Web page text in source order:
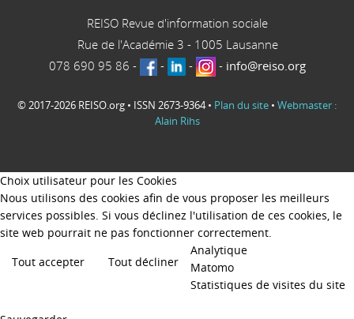
REISO Revue d'information sociale
Rue de l'Académie 3 - 1005 Lausanne
078 690 95 86 - - - - info@reiso.org
© 2017-2026 REISO.org • ISSN 2673-9364 • Plan du site • Webmaster :
Alain Rihs
Choix utilisateur pour les Cookies
Nous utilisons des cookies afin de vous proposer les meilleurs
services possibles. Si vous déclinez l'utilisation de ces cookies, le
site web pourrait ne pas fonctionner correctement.
Tout accepter
Tout décliner
Analytique
Matomo
Statistiques de visites du site